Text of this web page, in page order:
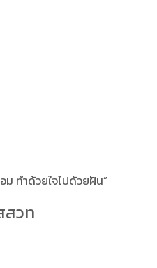
ทำด้วยใจไปด้วยฝัน”
วท